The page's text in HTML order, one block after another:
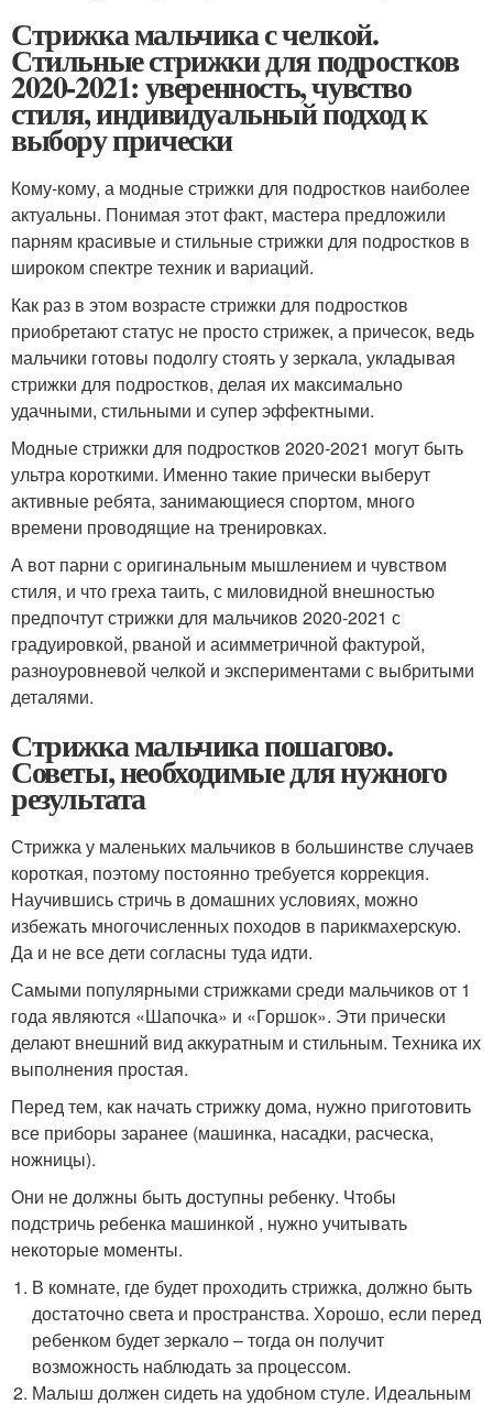
Стрижка мальчика с челкой.
Стильные стрижки для подростков
2020-2021: уверенность, чувство
стиля, индивидуальный подход к
выбору прически
Кому-кому, а модные стрижки для подростков наиболее
актуальны. Понимая этот факт, мастера предложили
парням красивые и стильные стрижки для подростков в
широком спектре техник и вариаций.
Как раз в этом возрасте стрижки для подростков
приобретают статус не просто стрижек, а причесок, ведь
мальчики готовы подолгу стоять у зеркала, укладывая
стрижки для подростков, делая их максимально
удачными, стильными и супер эффектными.
Модные стрижки для подростков 2020-2021 могут быть
ультра короткими. Именно такие прически выберут
активные ребята, занимающиеся спортом, много
времени проводящие на тренировках.
А вот парни с оригинальным мышлением и чувством
стиля, и что греха таить, с миловидной внешностью
предпочтут стрижки для мальчиков 2020-2021 с
градуировкой, рваной и асимметричной фактурой,
разноуровневой челкой и экспериментами с выбритыми
деталями.
Стрижка мальчика пошагово.
Советы, необходимые для нужного
результата
Стрижка у маленьких мальчиков в большинстве случаев
короткая, поэтому постоянно требуется коррекция.
Научившись стричь в домашних условиях, можно
избежать многочисленных походов в парикмахерскую.
Да и не все дети согласны туда идти.
Самыми популярными стрижками среди мальчиков от 1
года являются «Шапочка» и «Горшок». Эти прически
делают внешний вид аккуратным и стильным. Техника их
выполнения простая.
Перед тем, как начать стрижку дома, нужно приготовить
все приборы заранее (машинка, насадки, расческа,
ножницы).
Они не должны быть доступны ребенку. Чтобы
подстричь ребенка машинкой , нужно учитывать
некоторые моменты.
В комнате, где будет проходить стрижка, должно быть
достаточно света и пространства. Хорошо, если перед
ребенком будет зеркало – тогда он получит
возможность наблюдать за процессом.
Малыш должен сидеть на удобном стуле. Идеальным